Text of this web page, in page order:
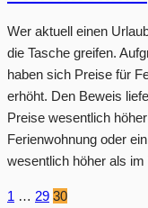
Wer aktuell einen
die Tasche greifen.
haben sich Preise für
erhöht. Den Beweis
Preise wesentlich
Ferienwohnung oder
wesentlich höher als
1 … 29 30